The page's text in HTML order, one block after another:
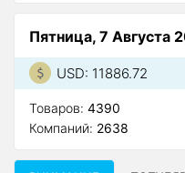
Пятница, 7 Августа
USD: 11886.72
Товаров: 4390
Компаний: 2638